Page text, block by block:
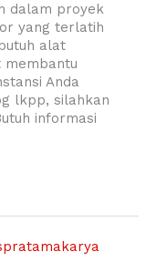
dalam proyek
yang terlatih
alat
Anda
lkpp, silahkan
informasi